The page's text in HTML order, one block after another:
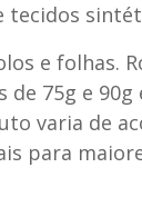
tecidos
e folhas.
75g e
varia de
para